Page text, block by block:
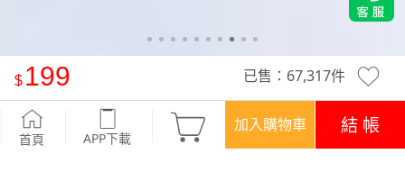
首頁 APP下載
加入購物車 結 帳
199 已售： 67,317件
舒適.MIT永續環保材質-抗UV吸排抗菌polo衫-男裝